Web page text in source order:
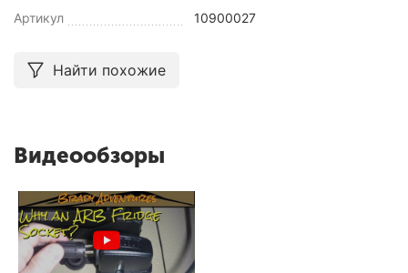
Артикул 10900027
Найти похожие
Видеообзоры